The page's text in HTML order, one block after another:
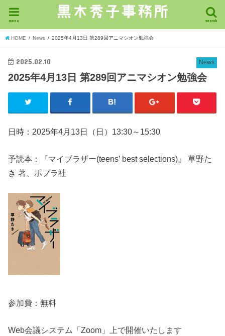
search
menu
HOME News 2025年4月13日 第289回アニマシオン勉強会
News
2025.02.10
2025年4月13日 第289回アニマシオン勉強会
日時：2025年4月13日（日）13:30～15:30
予読本：『マイブラザー(teens’ best selections)』 草野た
き 著、ポプラ社
参加費：無料
Web会議システム「Zoom」上で開催いたします